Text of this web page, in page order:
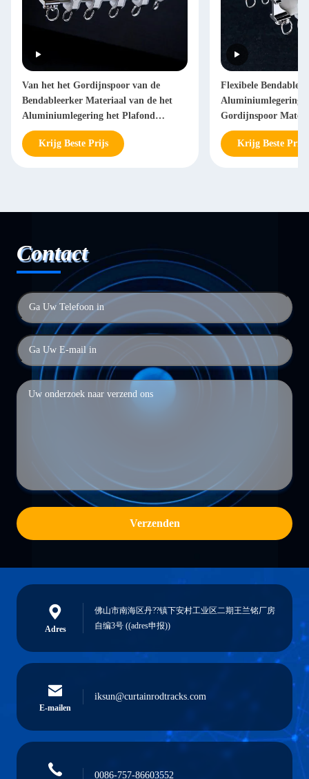
Van het het Gordijnspoor van de
Bendableerker Materiaal van de het
Aluminiumlegering het Plafond
Opgezette
Krijg Beste Prijs
Flexibele Bendable
Aluminiumlegering
Gordijnspoor
Krijg Beste Prijs
Contact
Verzenden
Adres
佛山市南海区丹??镇下安村工业区二期王兰铭厂房
自编3号 ((adres申报))
E-mailen
iksun@curtainrodtracks.com
0086-757-86603552